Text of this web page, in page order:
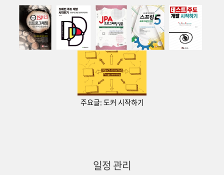
주요글: 도커 시작하기
일정 관리